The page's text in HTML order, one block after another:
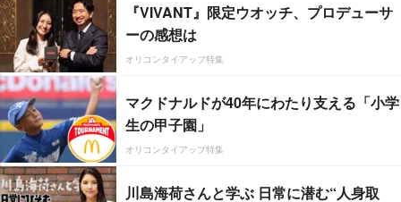
『VIVANT』限定ウオッチ、プロデューサ
ーの感想は
オリコンタイアップ特集
マクドナルドが40年にわたり支える「小学
生の甲子園」
オリコンタイアップ特集
川島海荷さんと学ぶ 日常に潜む“人身取